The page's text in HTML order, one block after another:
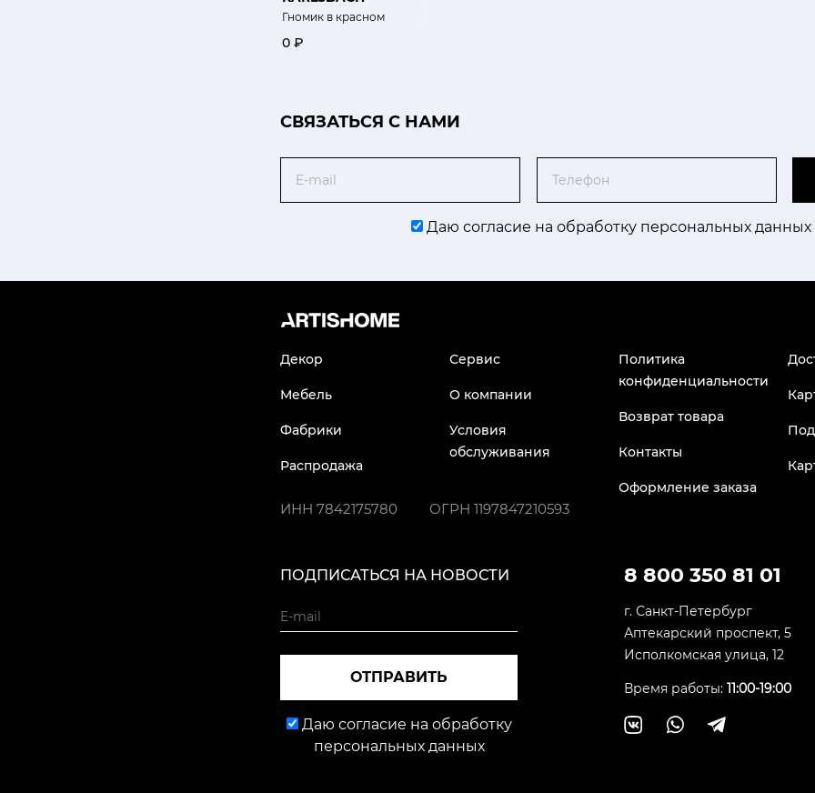
Гномик в красном
0 ₽
CВЯЗАТЬСЯ С НАМИ
Даю согласие на обработку персональных данных
Декор
Мебель
Фабрики
Распродажа
Сервис
О компании
Условия
обслуживания
Политика
конфиденциальности
Возврат товара
Контакты
Оформление заказа
ИНН 7842175780 ОГРН 1197847210593
8 800 350 81 01
г. Санкт-Петербург
Аптекарский проспект, 5
Исполкомская улица, 12
Время работы: 11:00-19:00
ПОДПИСАТЬСЯ НА НОВОСТИ
ОТПРАВИТЬ
Даю согласие на обработку
персональных данных